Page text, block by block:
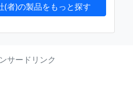
(者)の製品をもっと探す
サードリンク